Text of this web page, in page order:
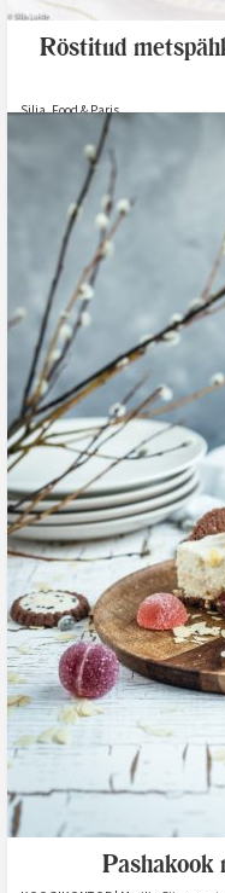
Röstitud
Silja, Food & Paris
Pashakook